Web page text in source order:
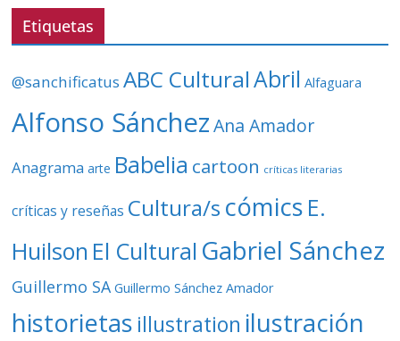
í
e
Etiquetas
@sanchificatus ABC CulturalAbril Alfaguara
Alfonso Sánchez Ana Amador
Anagrama arte Babelia cartoon críticas literarias
críticas y reseñas Cultura/s cómics E.
Huilson El Cultural Gabriel Sánchez
Guillermo SA Guillermo Sánchez Amador
historietas illustration ilustración